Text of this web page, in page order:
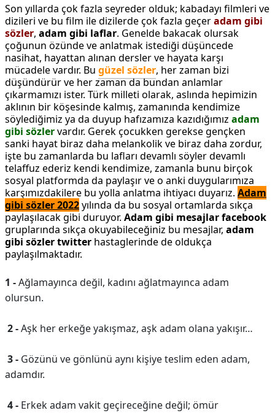
Son yıllarda çok fazla seyreder olduk; kabadayı filmleri ve
dizileri ve bu film ile dizilerde çok fazla geçeradam gibi
sözler, adam gibi laflar. Genelde bakacak olursak
çoğunun özünde ve anlatmak istediği düşüncede
nasihat, hayattan alınan dersler ve hayata karşı
mücadele vardır. Bu güzel sözler, her zaman bizi
düşündürür ve her zaman da bundan anlamlar
çıkarmamızı ister. Türk milleti olarak, aslında hepimizin
aklının bir köşesinde kalmış, zamanında kendimize
söylediğimiz ya da duyup hafızamıza kazıdığımız adam
gibi sözlervardır. Gerek çocukken gerekse gençken
sanki hayat biraz daha melankolik ve biraz daha zordur,
işte bu zamanlarda bu lafları devamlı söyler devamlı
telaffuz ederiz kendi kendimize, zamanla bunu birçok
sosyal platformda da paylaşır ve o anki duygularımıza
karşımızdakilere bu yolla anlatma ihtiyacı duyarız. Adam
gibi sözler 2022yılında da bu sosyal ortamlarda sıkça
paylaşılacak gibi duruyor. Adam gibi mesajlar facebook
gruplarında sıkça okuyabileceğiniz bu mesajlar, adam
gibi sözler twitter hastaglerinde de oldukça
paylaşılmaktadır.
1 -Ağlamayınca değil, kadını ağlatmayınca adam
olursun.
2 -Aşk her erkeğe yakışmaz, aşk adam olana yakışır…
3 - Gözünü ve gönlünü aynı kişiye teslim eden adam,
adamdır.
4 - Erkek adam vakit geçireceğine değil; ömür